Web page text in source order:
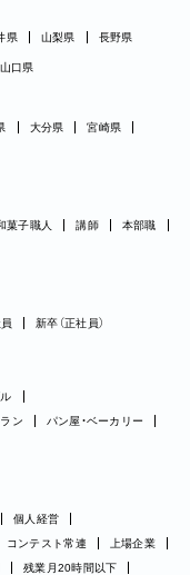
県 山梨県 長野県
山口県
大分県
宮崎県
菓子職人 講師
本部職
新卒（正社員）
ン
パン屋・ベーカリー
個人経営
コンテスト常連
上場企業
残業月20時間以下